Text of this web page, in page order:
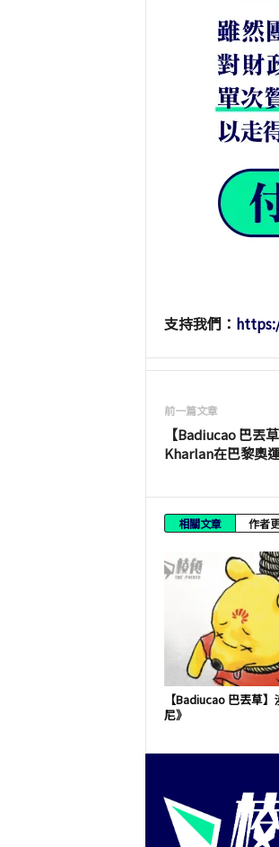
支持我們：
前一篇文章
【Badiucao 巴丟
Kharlan在巴黎奧
相關文章 作者
【Badiucao 巴丟草
尼》